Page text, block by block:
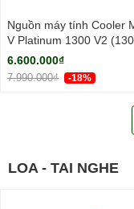
Nguồn máy tính Cooler
V Platinum 1300 V2
Plus Platinum/ Full-
ATX/ Đen)
6.600.000₫
7.990.000₫ -18%
LOA - TAI NGHE